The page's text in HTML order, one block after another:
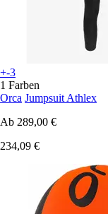
+-3
1 Farben
Orca Jumpsuit Athlex
Ab 289,00 €
234,09 €